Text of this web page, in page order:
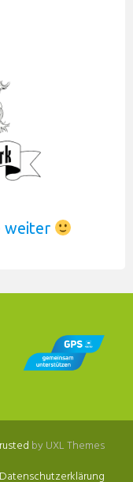
weiter
by UXL Themes
Datenschutzerklärung